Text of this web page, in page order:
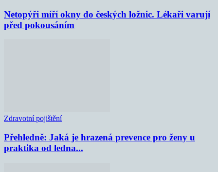
Netopýři míří okny do českých ložnic. Lékaři varují
před pokousáním
Zdravotní pojištění
Přehledně: Jaká je hrazená prevence pro ženy u
praktika od ledna...